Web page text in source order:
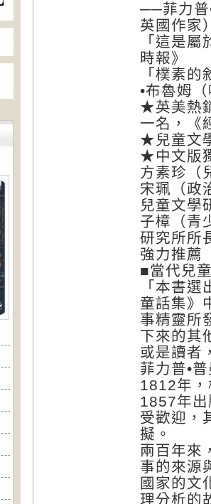
──菲力普
英國作家
「這是
時報》
「樸素
•布魯姆
★英美熱
一名，《
★兒童文
★中文版
方素珍（
宋珮（政
兒童文學
子樟（青
研究所所
強力推薦
■當代兒
「本書
童話集》
事精靈所
下來的其
或是讀者
菲力普•
1812年
1857年
受歡迎，
擬。
兩百年來
事的來源
國家的文
理分析的